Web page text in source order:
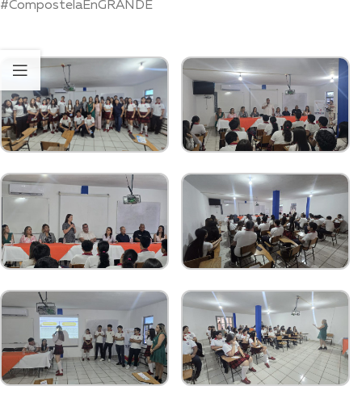
#CompostelaEnGRANDE